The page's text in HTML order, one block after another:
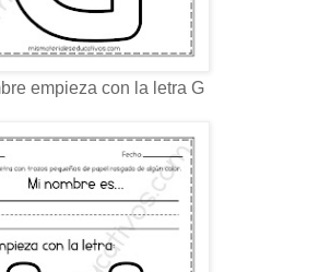
empieza con la letra G